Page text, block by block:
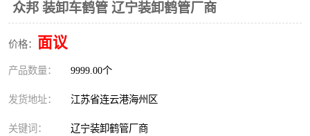
众邦 装卸车鹤管 辽宁装卸鹤管厂商
价格： 面议
产品数量： 9999.00个
发货地址： 江苏省连云港海州区
关键词： 辽宁装卸鹤管厂商